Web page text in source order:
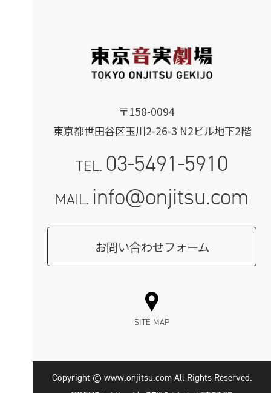
〒158-0094
東京都世田谷区玉川2-26-3 N2ビル地下2階
TEL. 03-5491-5910
MAIL. info@onjitsu.com
お問い合わせフォーム
SITE MAP
Copyright © www.onjitsu.com All Rights Reserved.